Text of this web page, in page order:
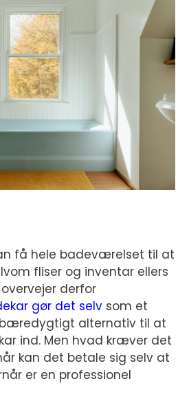
få hele badeværelset til at
fliser og inventar ellers
derfor
gør det selv som et
alternativ til at
ind. Men hvad kræver det
kan det betale sig selv at
er en professionel